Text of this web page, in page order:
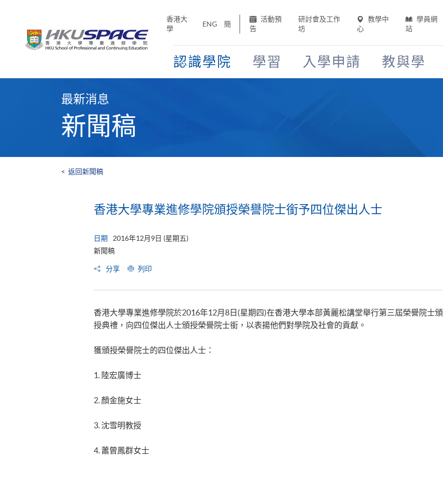
香港大
學
ENG 簡
活動預
告
研討會及工作
坊
教學中
心
學員網
站
認識學院 學習 入學申請 教與學
最新消息
新聞稿
< 返回新聞稿
香港大學專業進修學院頒授榮譽院士銜予四位傑出人士
日期
2016年12月9日 (星期五)
新聞稿
分享 列印
香港大學專業進修學院於2016年12月8日(星期四)在香港大學本部黃麗松講堂舉行第三屆榮譽院士頒
授典禮，向四位傑出人士頒授榮譽院士銜，以表揚他們對學院及社會的貢獻。
獲頒授榮譽院士的四位傑出人士：
1. 陸宏廣博士
2. 顏金施女士
3. 沈雪明教授
4. 蕭曾鳳群女士